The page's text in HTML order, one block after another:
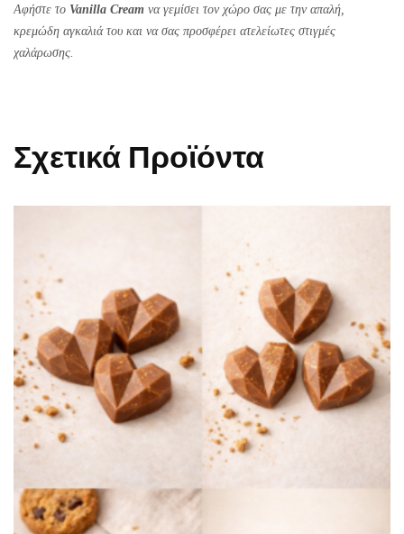
Αφήστε το Vanilla Cream να γεμίσει τον χώρο σας με την απαλή,
κρεμώδη αγκαλιά του και να σας προσφέρει ατελείωτες στιγμές
χαλάρωσης.
Σχετικά Προϊόντα